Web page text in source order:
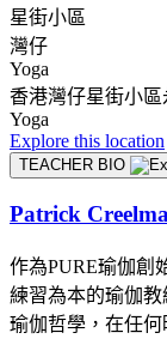
星街小區
灣仔
Yoga
香港灣仔星街小區
Yoga
Explore this location
TEACHER BIO
Patrick
作為PURE瑜伽創
練習為本的瑜伽
瑜伽哲學，在任何